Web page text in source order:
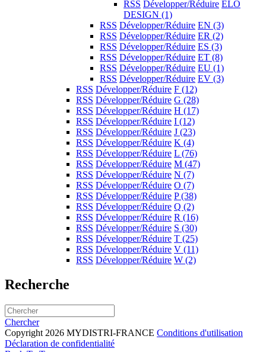
RSS Développer/Réduire ELO
DESIGN (1)
RSS Développer/Réduire EN (3)
RSS Développer/Réduire ER (2)
RSS Développer/Réduire ES (3)
RSS Développer/Réduire ET (8)
RSS Développer/Réduire EU (1)
RSS Développer/Réduire EV (3)
RSS Développer/Réduire F (12)
RSS Développer/Réduire G (28)
RSS Développer/Réduire H (17)
RSS Développer/Réduire I (12)
RSS Développer/Réduire J (23)
RSS Développer/Réduire K (4)
RSS Développer/Réduire L (76)
RSS Développer/Réduire M (47)
RSS Développer/Réduire N (7)
RSS Développer/Réduire O (7)
RSS Développer/Réduire P(38)
RSS Développer/Réduire Q (2)
RSS Développer/Réduire R (16)
RSS Développer/Réduire S (30)
RSS Développer/Réduire T (25)
RSS Développer/Réduire V (11)
RSS Développer/Réduire W (2)
Recherche
Chercher
Copyright 2026 MYDISTRI-FRANCE Conditions d'utilisation
Déclaration de confidentialité